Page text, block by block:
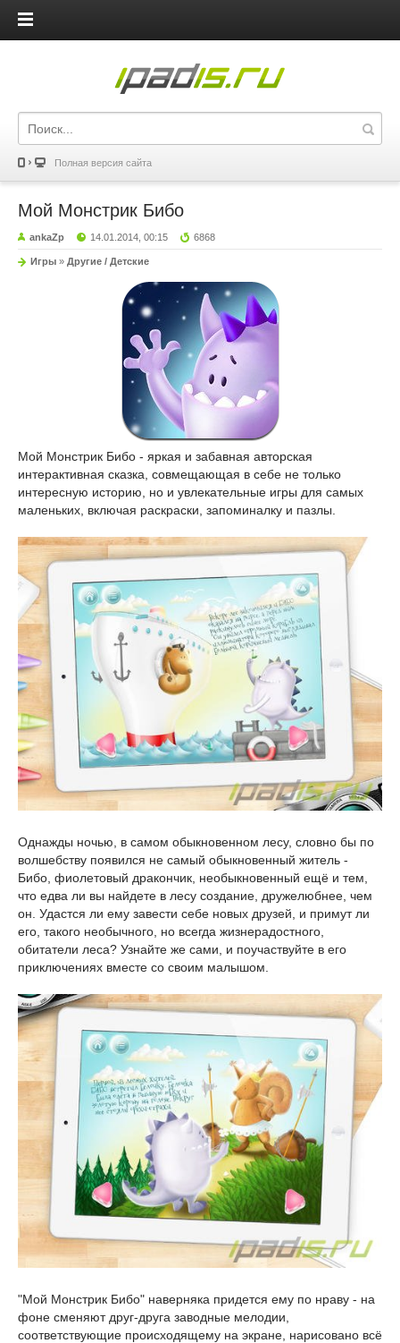
iPadis.ru
Полная версия сайта
Мой Монстрик Бибо
ankaZp 14.01.2014, 00:15 6868
Игры » Другие / Детские
Мой Монстрик Бибо - яркая и забавная авторская
интерактивная сказка, совмещающая в себе не только
интересную историю, но и увлекательные игры для самых
маленьких, включая раскраски, запоминалку и пазлы.
Однажды ночью, в самом обыкновенном лесу, словно бы по
волшебству появился не самый обыкновенный житель -
Бибо, фиолетовый дракончик, необыкновенный ещё и тем,
что едва ли вы найдете в лесу создание, дружелюбнее, чем
он. Удастся ли ему завести себе новых друзей, и примут ли
его, такого необычного, но всегда жизнерадостного,
обитатели леса? Узнайте же сами, и поучаствуйте в его
приключениях вместе со своим малышом.
"Мой Монстрик Бибо" наверняка придется ему по нраву - на
фоне сменяют друг-друга заводные мелодии,
соответствующие происходящему на экране, нарисовано всё